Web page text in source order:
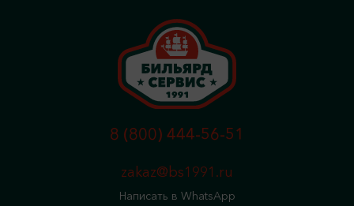
8 (800) 444-56-51
zakaz@bs1991.ru
Написать в WhatsApp